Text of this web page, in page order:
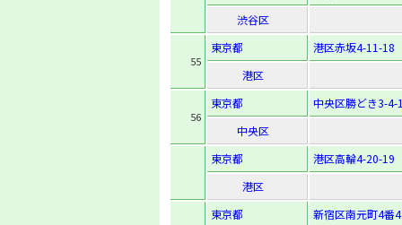
渋谷区
55
東京都
港区赤坂4-11-18
港区
56
東京都
中央区勝どき3-4-
中央区
東京都
港区高輪4-20-19
港区
東京都
新宿区南元町4番